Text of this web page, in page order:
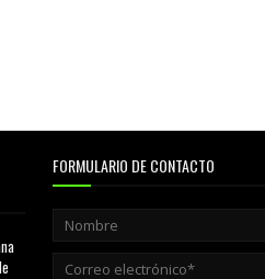
FORMULARIO DE CONTACTO